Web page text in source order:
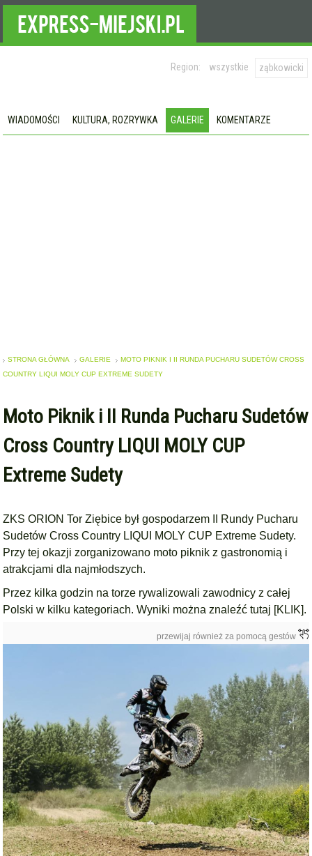
Region: wszystkie ząbkowicki
WIADOMOŚCI KULTURA, ROZRYWKA GALERIE KOMENTARZE
STRONA GŁÓWNA GALERIE
MOTO PIKNIK I II RUNDA PUCHARU SUDETÓW CROSS
COUNTRY LIQUI MOLY CUP EXTREME SUDETY
Moto Piknik i II Runda Pucharu Sudetów
Cross Country LIQUI MOLY CUP
Extreme Sudety
ZKS ORION Tor Ziębice był gospodarzem II Rundy Pucharu
Sudetów Cross Country LIQUI MOLY CUP Extreme Sudety.
Przy tej okazji zorganizowano moto piknik z gastronomią i
atrakcjami dla najmłodszych.
Przez kilka godzin na torze rywalizowali zawodnicy z całej
Polski w kilku kategoriach. Wyniki można znaleźćtutaj [KLIK].
przewijaj również za pomocą gestów